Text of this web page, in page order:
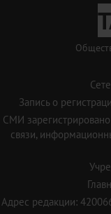
Запись о
СМИ
связи,
Адрес редакции: